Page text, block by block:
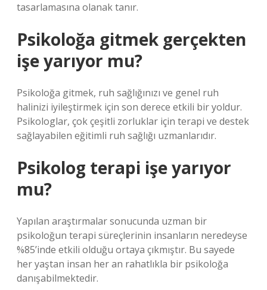
tasarlamasına olanak tanır.
Psikoloğa gitmek gerçekten
işe yarıyor mu?
Psikoloğa gitmek, ruh sağlığınızı ve genel ruh
halinizi iyileştirmek için son derece etkili bir yoldur.
Psikologlar, çok çeşitli zorluklar için terapi ve destek
sağlayabilen eğitimli ruh sağlığı uzmanlarıdır.
Psikolog terapi işe yarıyor
mu?
Yapılan araştırmalar sonucunda uzman bir
psikoloğun terapi süreçlerinin insanların neredeyse
%85’inde etkili olduğu ortaya çıkmıştır. Bu sayede
her yaştan insan her an rahatlıkla bir psikoloğa
danışabilmektedir.